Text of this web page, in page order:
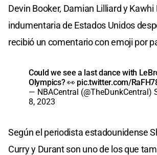
Devin Booker, Damian Lilliard y
indumentaria de Estados Unidos
recibió un comentario con emoji por
Could we see a last dance with
Olympics? 👀 pic.twitter.com/
— NBACentral (@TheDunkCentral)
8, 2023
Según el periodista estadounidense
Curry y Durant son uno de los que